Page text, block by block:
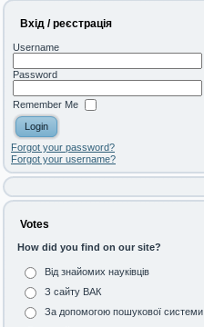
Вхід / реєстрація
Username
Password
Remember Me
Forgot your password?
Forgot your username?
Votes
How did you find on our site?
Від знайомих науківців
З сайту ВАК
За допомогою пошукової системи